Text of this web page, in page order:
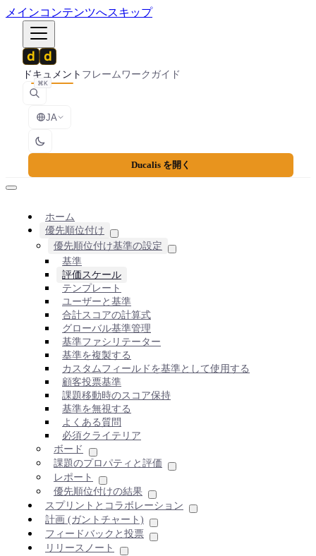
メインコンテンツへスキップ
ドキュメント フレームワークガイド
⌘K
JA
Ducalis を開く
ホーム
優先順位付け
優先順位付け基準の設定
基準
評価スケール
テンプレート
ユーザーと基準
合計スコアの計算式
グローバル基準管理
基準ファシリテーター
基準を複製する
カスタムフィールドを基準として使用する
顧客投票基準
課題移動時のスコア保持
基準を無視する
よくある質問
必須クライテリア
ボード
課題のプロパティと評価
レポート
優先順位付けの結果
スプリントとコラボレーション
計画 (ガントチャート)
フィードバックと投票
リリースノート